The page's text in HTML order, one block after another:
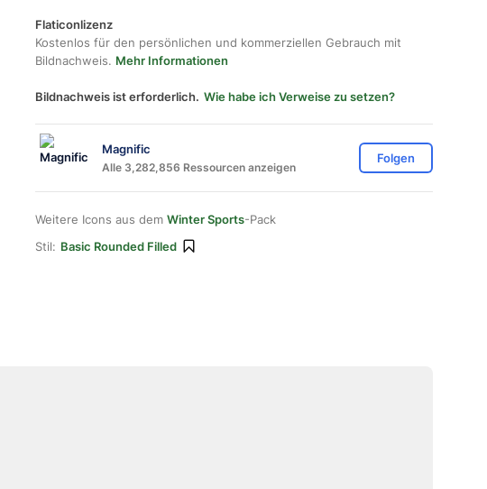
Flaticonlizenz
Kostenlos für den persönlichen und kommerziellen Gebrauch mit
Bildnachweis. Mehr Informationen
Bildnachweis ist erforderlich. Wie habe ich Verweise zu setzen?
Magnific
Alle 3,282,856 Ressourcen anzeigen
Folgen
Weitere Icons aus dem Winter Sports-Pack
Stil: Basic Rounded Filled